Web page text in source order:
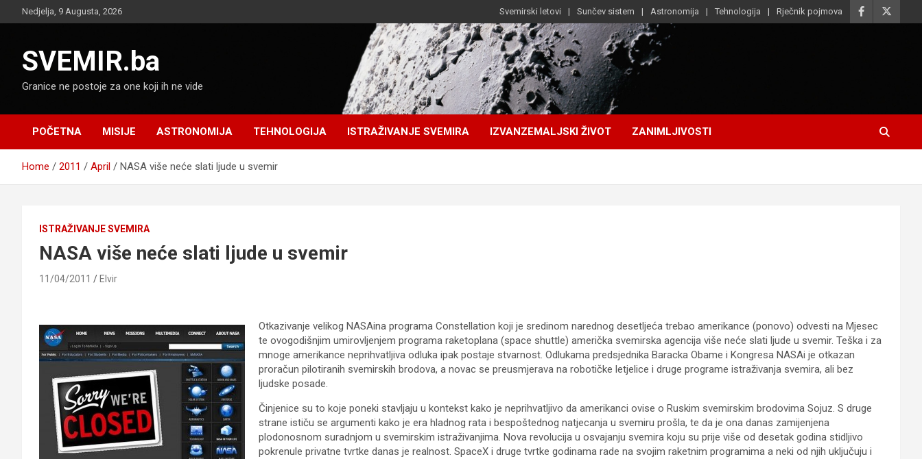
to
Nedjelja, 9 Augusta, 2026 Svemirski letovi Sunčev sistem Astronomija Tehnologija Rječnik pojmova
SVEMIR.ba
Granice ne postoje za one koji ih ne vide
POČETNA MISIJE ASTRONOMIJA TEHNOLOGIJA ISTRAŽIVANJE SVEMIRA IZVANZEMALJSKI ŽIVOT ZANIMLJIVOSTI
Home 2011 April NASA više neće slati ljude u svemir
ISTRAŽIVANJE SVEMIRA
NASA više neće slati ljude u svemir
11/04/2011 Elvir
Otkazivanje velikog NASAina programa Constellation koji je sredinom narednog desetljeća trebao amerikance (ponovo) odvesti na Mjesec
te ovogodišnjim umirovljenjem programa raketoplana (space shuttle) američka svemirska agencija više neće slati ljude u svemir. Teška i za
mnoge amerikance neprihvatljiva odluka ipak postaje stvarnost. Odlukama predsjednika Baracka Obame i Kongresa NASAi je otkazan
proračun pilotiranih svemirskih brodova, a novac se preusmjerava na robotičke letjelice i druge programe istraživanja svemira, ali bez
ljudske posade.
Činjenice su to koje poneki stavljaju u kontekst kako je neprihvatljivo da amerikanci ovise o Ruskim svemirskim brodovima Sojuz. S druge
strane ističu se argumenti kako je era hladnog rata i bespoštednog natjecanja u svemiru prošla, te da je ona danas zamijenjena
plodonosnom suradnjom u svemirskim istraživanjima. Nova revolucija u osvajanju svemira koju su prije više od desetak godina stidljivo
pokrenule privatne tvrtke danas je realnost. SpaceX i druge tvrtke godinama rade na svojim raketnim programima a neki od njih uključuju i